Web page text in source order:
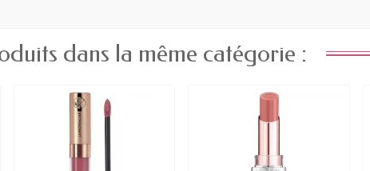
dans la même catégorie :